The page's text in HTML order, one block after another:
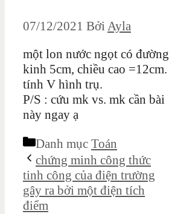
07/12/2021 BởiAyla
một lon nước ngọt có đường
kinh 5cm, chiều cao =12cm.
tính V hình trụ.
P/S : cứu mk vs. mk cần bài
này ngay ạ
Danh mục Toán
chứng minh công thức
tinh công của điện trường
gây ra bởi một điện tích
điểm